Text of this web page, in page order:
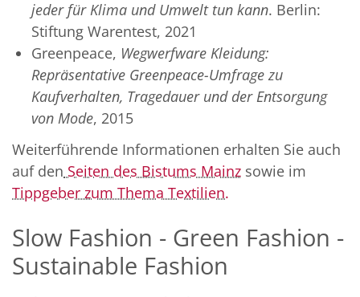
jeder für Klima und Umwelt tun kann. Berlin:
Stiftung Warentest, 2021
Greenpeace, Wegwerfware Kleidung:
Repräsentative Greenpeace-Umfrage zu
Kaufverhalten, Tragedauer und der Entsorgung
von Mode, 2015
Weiterführende Informationen erhalten Sie auch
auf den Seiten des Bistums Mainz sowie im
Tippgeber zum Thema Textilien.
Slow Fashion - Green Fashion -
Sustainable Fashion